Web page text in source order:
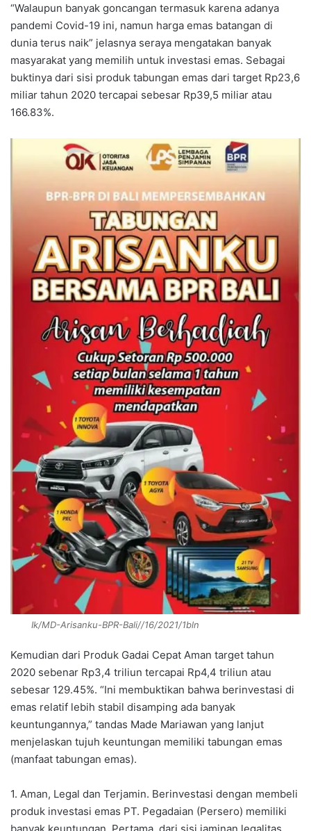
“Walaupun banyak goncangan termasuk karena adanya
pandemi Covid-19 ini, namun harga emas batangan di
dunia terus naik” jelasnya seraya mengatakan banyak
masyarakat yang memilih untuk investasi emas. Sebagai
buktinya dari sisi produk tabungan emas dari target Rp23,6
miliar tahun 2020 tercapai sebesar Rp39,5 miliar atau
166.83%.
Ik/MD-Arisanku-BPR-Bali//16/2021/1bln
Kemudian dari Produk Gadai Cepat Aman target tahun
2020 sebenar Rp3,4 triliun tercapai Rp4,4 triliun atau
sebesar 129.45%. “Ini membuktikan bahwa berinvestasi di
emas relatif lebih stabil disamping ada banyak
keuntungannya,” tandas Made Mariawan yang lanjut
menjelaskan tujuh keuntungan memiliki tabungan emas
(manfaat tabungan emas).
1. Aman, Legal dan Terjamin. Berinvestasi dengan membeli
produk investasi emas PT. Pegadaian (Persero) memiliki